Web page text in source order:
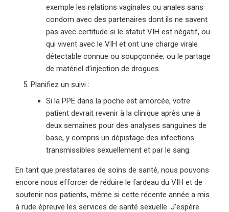
exemple les relations vaginales ou anales sans
condom avec des partenaires dont ils ne savent
pas avec certitude si le statut VIH est négatif, ou
qui vivent avec le VIH et ont une charge virale
détectable connue ou soupçonnée; ou le partage
de matériel d’injection de drogues.
Planifiez un suivi :
Si la PPE dans la poche est amorcée, votre
patient devrait revenir à la clinique après une à
deux semaines pour des analyses sanguines de
base, y compris un dépistage des infections
transmissibles sexuellement et par le sang.
En tant que prestataires de soins de santé, nous pouvons
encore nous efforcer de réduire le fardeau du VIH et de
soutenir nos patients, même si cette récente année a mis
à rude épreuve les services de santé sexuelle. J’espère